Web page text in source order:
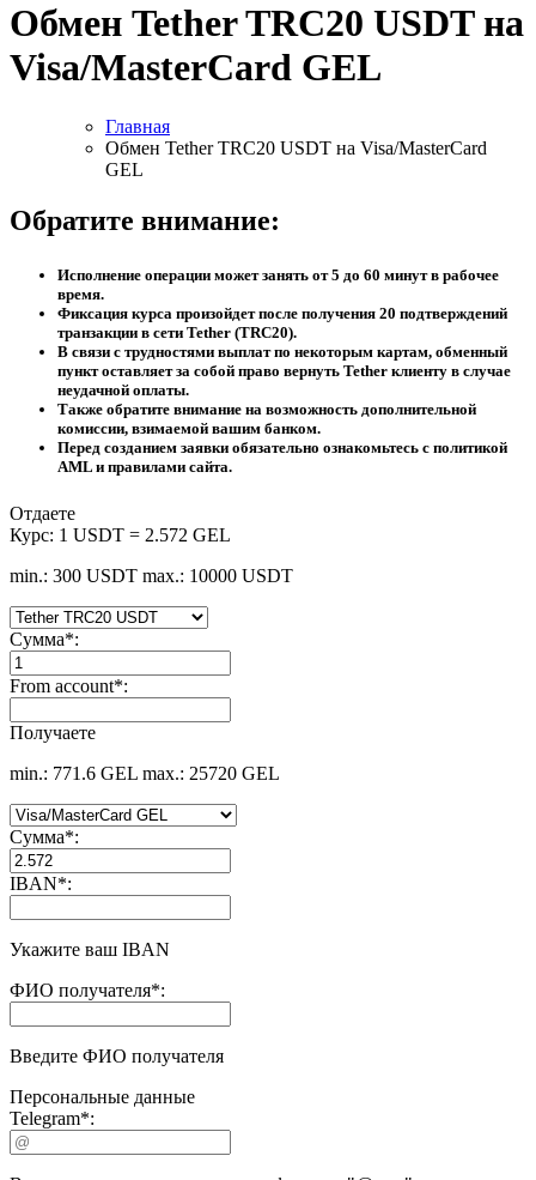
Обмен Tether TRC20 USDT на
Visa/MasterCard GEL
Главная
Обмен Tether TRC20 USDT на Visa/MasterCard
GEL
Обратите внимание:
Исполнение операции может занять от 5 до 60 минут в рабочее
время.
Фиксация курса произойдет после получения 20 подтверждений
транзакции в сети Tether (TRC20).
В связи с трудностями выплат по некоторым картам, обменный
пункт оставляет за собой право вернуть Tether клиенту в случае
неудачной оплаты.
Также обратите внимание на возможность дополнительной
комиссии, взимаемой вашим банком.
Перед созданием заявки обязательно ознакомьтесь с политикой
AML и правилами сайта.
Отдаете
Курс: 1 USDT = 2.572 GEL
min.: 300 USDT max.: 10000 USDT
Сумма*:
From account*:
Получаете
min.: 771.6 GEL max.: 25720 GEL
Сумма*:
IBAN*:
Укажите ваш IBAN
ФИО получателя*:
Введите ФИО получателя
Персональные данные
Telegram*: